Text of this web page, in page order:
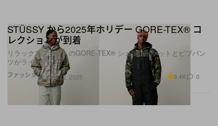
ファッション
STÜSSY から2025年ホリデー GORE-TEX® コ
レクションが到着
リラックスフィットのGORE-TEX® シェルジャケットとビブパン
ツがラインアップ
Dec 12, 2025 9.4K 0